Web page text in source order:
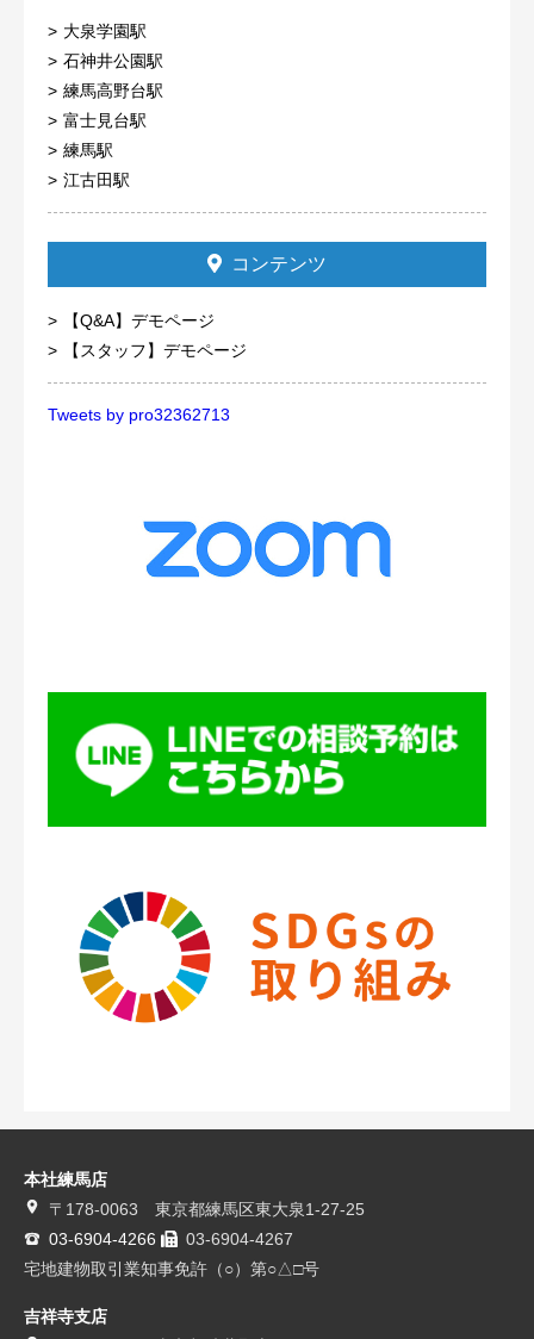
大泉学園駅
石神井公園駅
練馬高野台駅
富士見台駅
練馬駅
江古田駅
コンテンツ
【Q&A】デモページ
【スタッフ】デモページ
Tweets by pro32362713
本社練馬店
〒178-0063 東京都練馬区東大泉1-27-25
03-6904-4266
03-6904-4267
宅地建物取引業知事免許（○）第○△□号
吉祥寺支店